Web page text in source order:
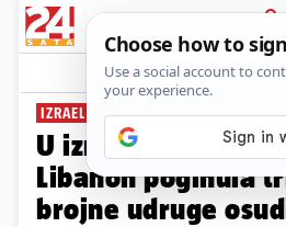
PRIJAVA
News
IZRAEL OPOVRGAVA CILJANJE
U izraelskom
Libanon poginula
brojne udruge